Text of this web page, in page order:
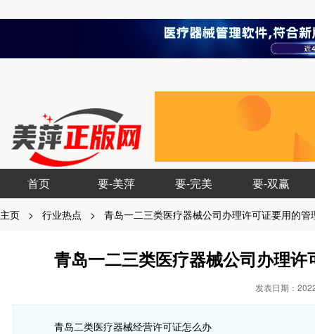
首页 要-美萍 要-完美 要-双赢
主页 > 行业热点 > 青岛一二三类医疗器械公司办理许可证要用的管
青岛一二三类医疗器械公司办理
发表日期：
青岛二类医疗器械经营许可证怎么办